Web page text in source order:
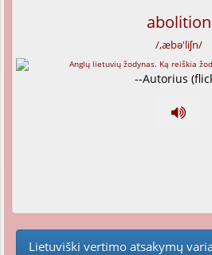
abolition
/,æbə'liʃn/
--Autorius
Lietuviški vertimo atsakymų